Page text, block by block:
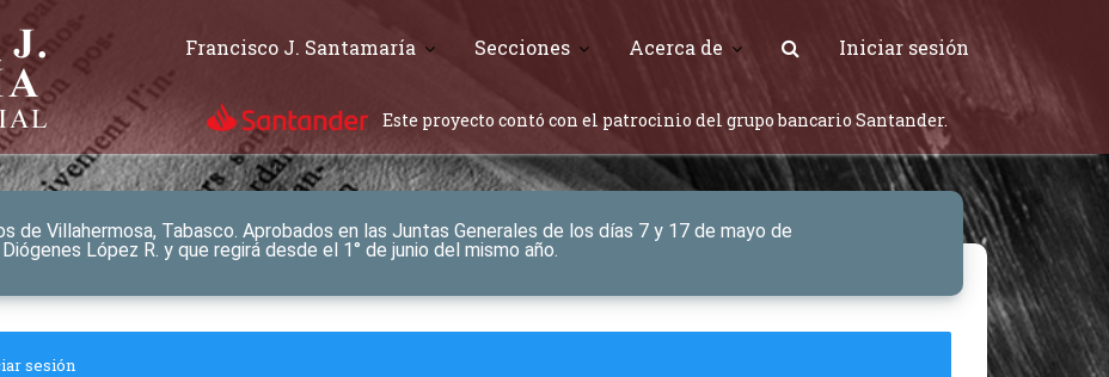
Francisco J. Santamaría Secciones Acerca de Iniciar sesión
Este proyecto contó con el patrocinio del grupo bancario Santander.
de Villahermosa, Tabasco. Aprobados en las Juntas Generales de los días 7 y 17 de mayo de
López R. y que regirá desde el 1° de junio del mismo año.
sesión